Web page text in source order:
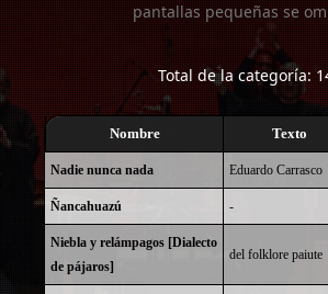
pantallas pequeñas se
Total de la categoría:
Nombre Texto
Nadie nunca nada Eduardo Carrasco
Ñancahuazú -
Niebla y relámpagos [Dialecto
de pájaros]
del folklore paiute